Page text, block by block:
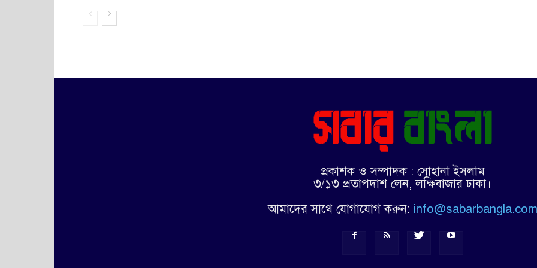
প্রকাশক ও সম্পাদক : সোহানা ইসলাম
৩/১৩ প্রতাপদাশ লেন, লক্ষিবাজার ঢাকা।
আমাদের সাথে যোগাযোগ করুন: info@sabarbangla.com